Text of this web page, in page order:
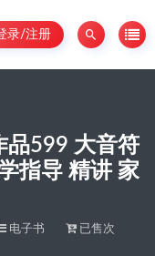
/注册
品599 大音符
指导 精讲 家
电子书
已售次